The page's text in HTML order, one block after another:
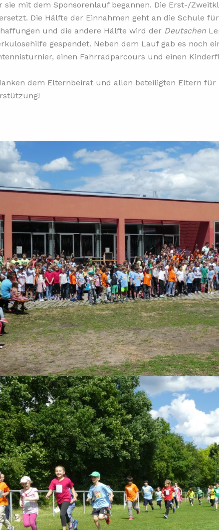
sie mit dem Sponsorenlauf begannen. Die Erst-/
Die Hälfte der Einnahmen geht an die Schule
und die andere Hälfte wird der Deutschen
gespendet. Neben dem Lauf gab es noch
einen Fahrradparcours und einen
dem Elternbeirat und allen beteiligten Eltern für